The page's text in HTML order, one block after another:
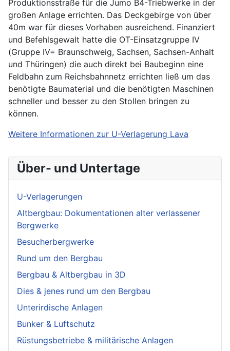
Produktionsstraße für die Jumo B4-Triebwerke in der
großen Anlage errichten. Das Deckgebirge von über
40m war für dieses Vorhaben ausreichend. Finanziert
und Befehlsgewalt hatte die OT-Einsatzgruppe IV
(Gruppe IV= Braunschweig, Sachsen, Sachsen-Anhalt
und Thüringen) die auch direkt bei Baubeginn eine
Feldbahn zum Reichsbahnnetz errichten ließ um das
benötigte Baumaterial und die benötigten Maschinen
schneller und besser zu den Stollen bringen zu
können.
Weitere Informationen zur U-Verlagerung Lava
Über- und Untertage
U-Verlagerungen
Altbergbau: Dokumentationen alter verlassener
Bergwerke
Besucherbergwerke
Rund um den Bergbau
Bergbau & Altbergbau in 3D
Dies & jenes rund um den Bergbau
Unterirdische Anlagen
Bunker & Luftschutz
Rüstungsbetriebe & militärische Anlagen